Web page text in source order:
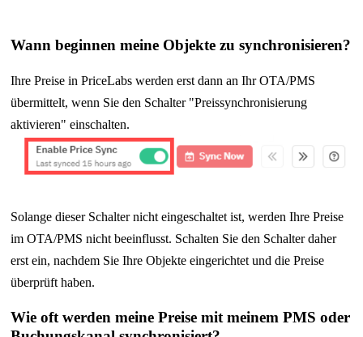
Wann beginnen meine Objekte zu synchronisieren?
Ihre Preise in PriceLabs werden erst dann an Ihr OTA/PMS
übermittelt, wenn Sie den Schalter "Preissynchronisierung
aktivieren" einschalten.
Solange dieser Schalter nicht eingeschaltet ist, werden Ihre Preise
im OTA/PMS nicht beeinflusst. Schalten Sie den Schalter daher
erst ein, nachdem Sie Ihre Objekte eingerichtet und die Preise
überprüft haben.
Wie oft werden meine Preise mit meinem PMS oder